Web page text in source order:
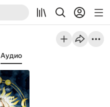
Аудио